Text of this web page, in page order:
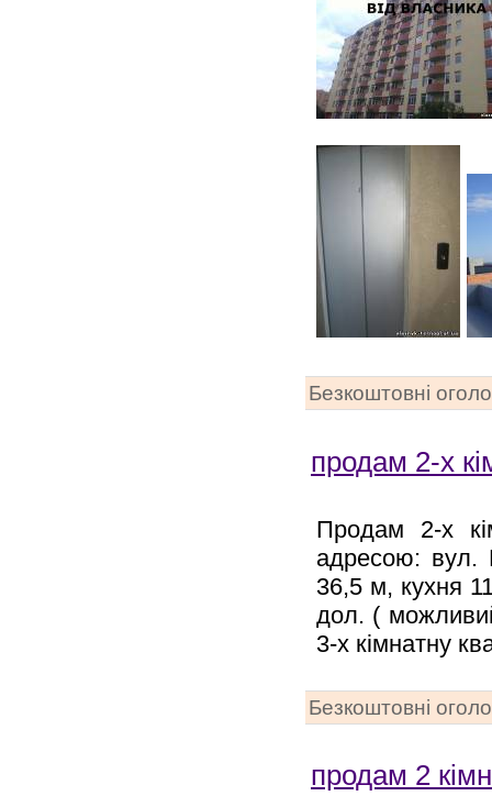
Безкоштовні
продам 2-х
Продам 2-х
адресою: вул.
36,5 м, кухня
дол. (
3-х кімнатну
Безкоштовні
продам 2